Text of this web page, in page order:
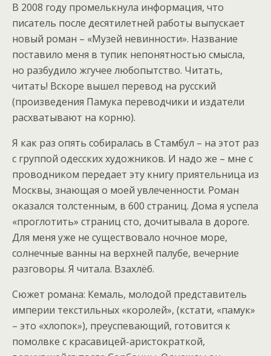
В 2008 году промелькнула информация, что
писатель после десятилетней работы выпускает
новый роман – «Музей невинности». Название
поставило меня в тупик непонятностью смысла,
но разбудило жгучее любопытство. Читать,
читать! Вскоре вышел перевод на русский
(произведения Памука переводчики и издатели
расхватывают на корню).
Я как раз опять собиралась в Стамбул – на этот раз
с группой одесских художников. И надо же – мне с
проводником передает эту книгу приятельница из
Москвы, знающая о моей увлеченности. Роман
оказался толстенным, в 600 страниц. Дома я успела
«проглотить» страниц сто, дочитывала в дороге.
Для меня уже не существовало ночное море,
солнечные ванны на верхней палубе, вечерние
разговоры. Я читала. Взахлёб.
Сюжет романа: Кемаль, молодой представитель
империи текстильных «королей», (кстати, «памук»
– это «хлопок»), преуспевающий, готовится к
помолвке с красавицей-аристократкой,